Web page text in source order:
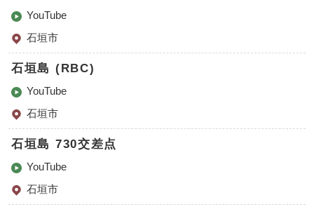
YouTube
石垣市
石垣島 (RBC)
YouTube
石垣市
石垣島 730交差点
YouTube
石垣市